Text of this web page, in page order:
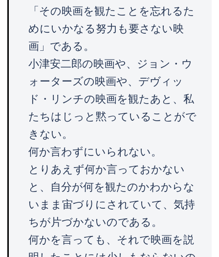
「その映画を観たことを忘れるた
めにいかなる努力も要さない映
画」である。
小津安二郎の映画や、ジョン・ウ
ォーターズの映画や、デヴィッ
ド・リンチの映画を観たあと、私
たちはじっと黙っていることがで
きない。
何か言わずにいられない。
とりあえず何か言っておかない
と、自分が何を観たのかわからな
いまま宙づりにされていて、気持
ちが片づかないのである。
何かを言っても、それで映画を説